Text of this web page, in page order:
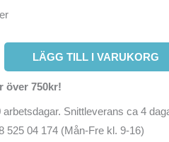
LÄGG TILL I VARUKORG
över 750kr!
Snittleverans ca 4
525 04 174 (Mån-Fre kl. 9-16)